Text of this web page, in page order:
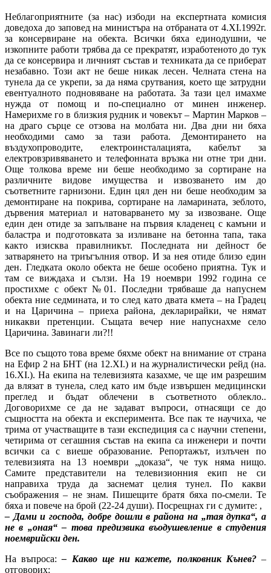
Неблагоприятните (за нас) избоди на експертната комисия
доведоха до заповед на министъра на отбраната от 4.XI.1992г.
за консервиране на обекта. Всички бяха единодушни, че
изкопните работи трябва да се прекратят, изработеното до тук
да се консервира и личният състав и техниката да се приберат
незабавно. Този акт не беше никак лесен. Челната стена на
тунела да се укрепи, за да няма срутвания, което ще затрудни
евентуалното подновяване на работата. За тази цел имахме
нужда от помощ и по-специално от минен инженер.
Намерихме го в близкия рудник и човекът – Мартин Марков –
на драго сърце се отзова на молбата ни. Два дни ни бяха
необходими само за тази работа. Демонтирането на
въздухопроводите, електроинсталацията, кабелът за
електровзривяването и телефонната връзка ни отне три дни.
Още толкова време ни беше необходимо за сортиране на
различните видове имущества и извозването им до
съответните гарнизони. Един цял ден ни беше необходим за
демонтиране на покрива, сортиране на ламарината, зеблото,
дървения материал и натоварването му за извозване. Още
един ден отиде за запълване на първия кладенец с камъни и
баластра и подготовката за изливане на бетонна тапа, така
както изисква правилникът. Последната ни дейност бе
затварянето на триъгълния отвор. И за нея отиде близо един
ден. Гледката около обекта не беше особено приятна. Тук и
там се виждаха и сълзи. На 19 ноември 1992 година се
простихме с обект №01. Последни трябваше да напуснем
обекта ние седмината, и то след като двата кмета – на Градец
и на Царичина – приеха района, декларирайки, че нямат
никакви претенции. Същата вечер ние напуснахме село
Царичина. Завинаги ли?!!
Все по същото това време бяхме обект на внимание от страна
на Ефир 2 на БНТ (на 12.XI.) и на журналистически рейд (на.
16.XI.). На екипа на телевизията казахме, че ще им разрешим
да влязат в тунела, след като им бъде извършен медицински
преглед и бъдат облечени в съответното облекло..
Договорихме се да не задават въпроси, отнасящи се до
същността на обекта и експеримента. Все пак те научиха, че
трима от участващите в тази експедиция са с научни степени,
четирима от сегашния състав на екипа са инженери и почти
всички са с виеше образование. Репортажът, излъчен по
телевизията на 13 ноември „доказа“, че тук няма нищо.
Самите представители на телевизионния екип не си
направиха труда да заснемат целия тунел. По какви
съображения – не знам. Пишещите братя бяха по-смели. Те
бяха и повече на брой (22-24 души). Посрещнах ги с думите: ,
– Дами и господа, добре дошли в района на „тая дупка“, а
не в „оная“ – това предизвика въодушевление в студения
ноемврийски ден.
На въпроса:– Какво ще ни кажете, полковник Кънев?–
отговорих: